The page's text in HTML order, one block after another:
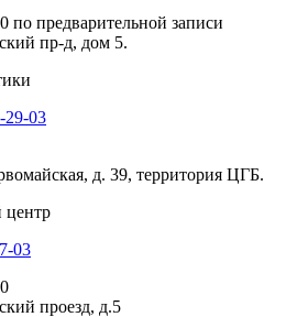
по предварительной записи
пр-д, дом 5.
29-03
д. 39, территория ЦГБ.
центр
03
проезд, д.5